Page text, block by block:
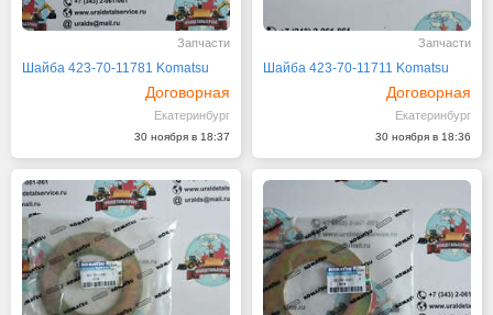
Запчасти
Шайба 423-70-11781 Komatsu
Договорная
Екатеринбург
30 ноября в 18:37
Запчасти
Шайба 423-70-11711 Komatsu
Договорная
Екатеринбург
30 ноября в 18:36